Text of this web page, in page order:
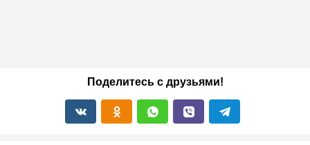
Поделитесь с друзьями!